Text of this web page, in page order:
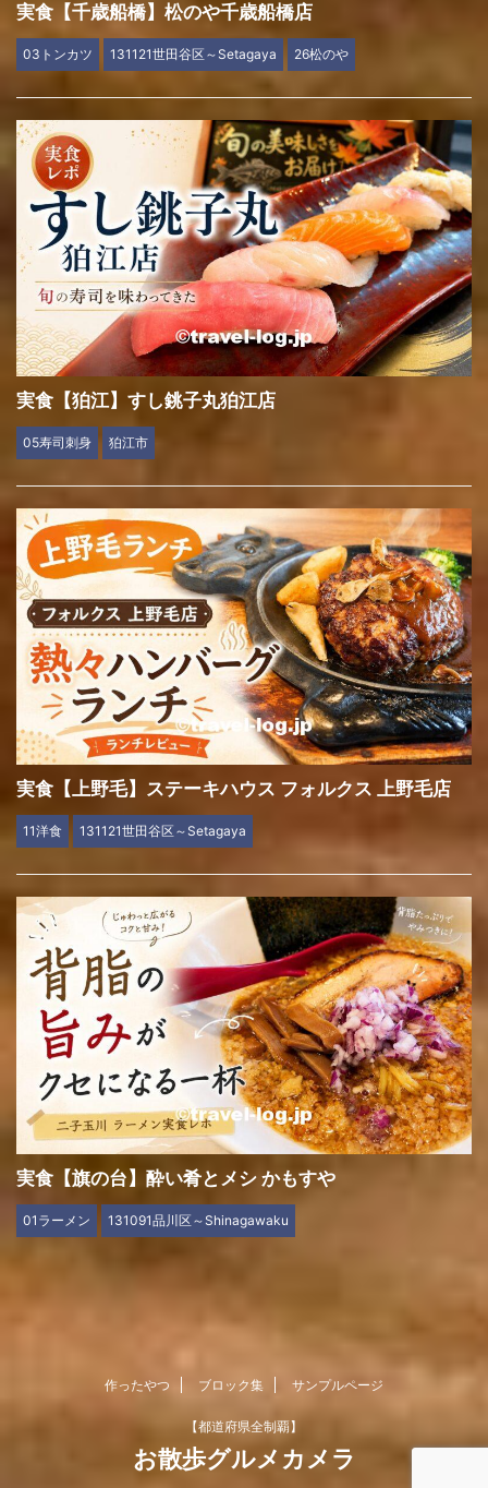
実食【千歳船橋】松のや千歳船橋店
03トンカツ 131121世田谷区～Setagaya 26松のや
実食【狛江】すし銚子丸狛江店
05寿司刺身 狛江市
実食【上野毛】ステーキハウス フォルクス 上野毛店
11洋食 131121世田谷区～Setagaya
実食【旗の台】酔い肴とメシ かもすや
01ラーメン 131091品川区～Shinagawaku
作ったやつ ブロック集 サンプルページ
【都道府県全制覇】
お散歩グルメカメラ